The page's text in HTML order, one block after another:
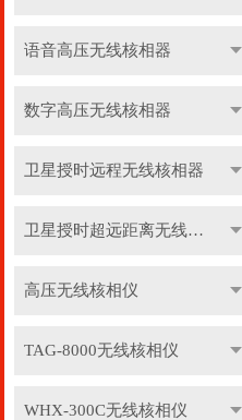
语音高压无线核相器
数字高压无线核相器
卫星授时远程无线核相器
卫星授时超远距离无线核相器
高压无线核相仪
TAG-8000无线核相仪
WHX-300C无线核相仪